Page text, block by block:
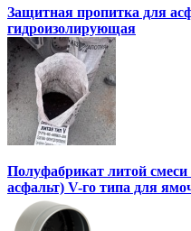
Защитная пропитка для
гидроизолирующая
Полуфабрикат литой смеси
асфальт) V-го типа для